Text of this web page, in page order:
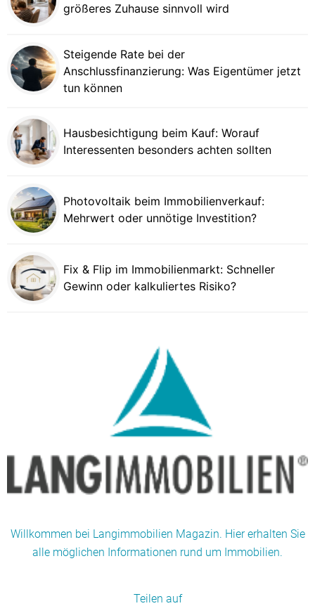
größeres Zuhause sinnvoll wird
Steigende Rate bei der
Anschlussfinanzierung: Was Eigentümer jetzt
tun können
Hausbesichtigung beim Kauf: Worauf
Interessenten besonders achten sollten
Photovoltaik beim Immobilienverkauf:
Mehrwert oder unnötige Investition?
Fix & Flip im Immobilienmarkt: Schneller
Gewinn oder kalkuliertes Risiko?
Willkommen bei Langimmobilien Magazin. Hier erhalten Sie
alle möglichen Informationen rund um Immobilien.
Teilen auf